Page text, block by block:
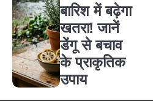
बारिश में बढ़ेगा
खतरा! जानें
डेंगू से बचाव
के प्राकृतिक
उपाय